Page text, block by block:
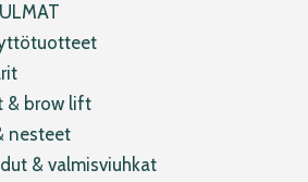
& brow lift
nesteet
& valmisviuhkat